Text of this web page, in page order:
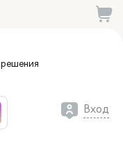
решения
Вход